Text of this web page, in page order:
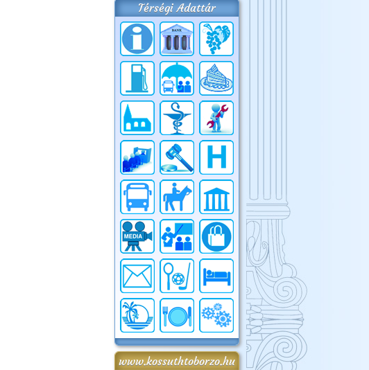
Térségi Adattár
www.kossuthtoborzo.hu